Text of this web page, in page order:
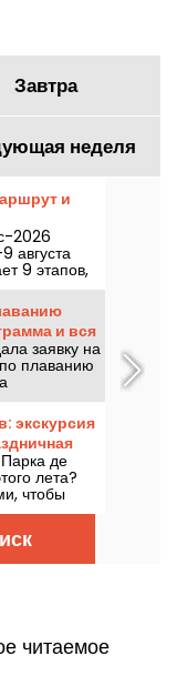
Завтра
неделя
и
2026
августа
9 этапов,
Ницце.
и вся
заявку на
плаванию
вас
Вот вся
о
экскурсия
де
лета?
чтобы
Вот
читаемое